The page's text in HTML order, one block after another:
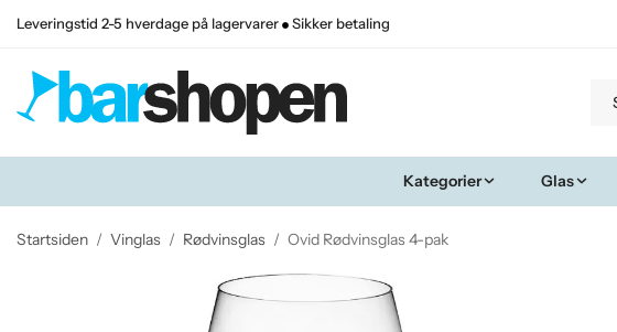
Leveringstid 2-5 hverdage på lagervarer Sikker betaling
Kategorier Glas
Startsiden / Vinglas / Rødvinsglas / Ovid Rødvinsglas 4-pak